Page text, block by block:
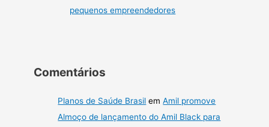
pequenos empreendedores
Comentários
Planos de Saúde Brasil emAmil promove
Almoço de lançamento do Amil Black para